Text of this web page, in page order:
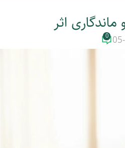
اثر
0